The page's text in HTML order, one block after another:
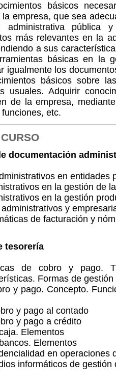
básicos
empresa, que sea
administrativa pública
más relevantes en la
a sus
básicas en la
igualmente los
básicos sobre
usuales. Adquirir
de la empresa,
etc.
documentación
en entidades
en la gestión de
en la gestión
y
de facturación y
tesorería
de cobro y pago.
Formas de gestión
y pago. Concepto.
y pago al contado
y pago a crédito
Elementos
Elementos
en operaciones
informáticos de gestión